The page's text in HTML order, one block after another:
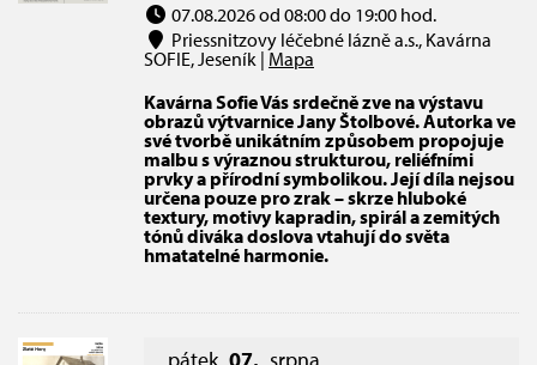
07.08.2026 od 08:00 do 19:00 hod.
Priessnitzovy léčebné lázně a.s., Kavárna
SOFIE, Jeseník | Mapa
Kavárna Sofie Vás srdečně zve na výstavu
obrazů výtvarnice Jany Štolbové. Autorka ve
své tvorbě unikátním způsobem propojuje
malbu s výraznou strukturou, reliéfními
prvky a přírodní symbolikou. Její díla nejsou
určena pouze pro zrak – skrze hluboké
textury, motivy kapradin, spirál a zemitých
tónů diváka doslova vtahují do světa
hmatatelné harmonie.